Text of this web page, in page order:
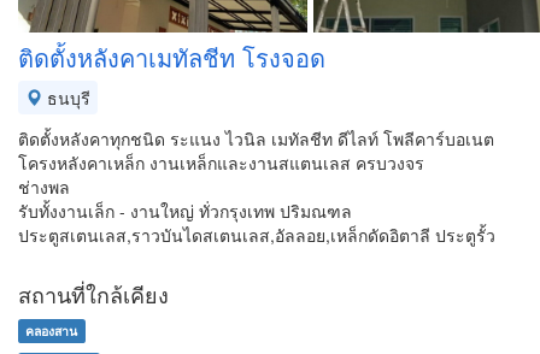
ติดตั้งหลังคาเมทัลชีท โรงจอด
ธนบุรี
ติดตั้งหลังคาทุกชนิด ระแนง ไวนิล เมทัลชีท ดีไลท์ โพลีคาร์บอเนต
โครงหลังคาเหล็ก งานเหล็กและงานสแตนเลส ครบวงจร
ช่างพล
รับทั้งงานเล็ก - งานใหญ่ ทั่วกรุงเทพ ปริมณฑล
ประตูสเตนเลส,ราวบันไดสเตนเลส,อัลลอย,เหล็กดัดอิตาลี ประตูรั้ว
สถานที่ใกล้เคียง
คลองสาน